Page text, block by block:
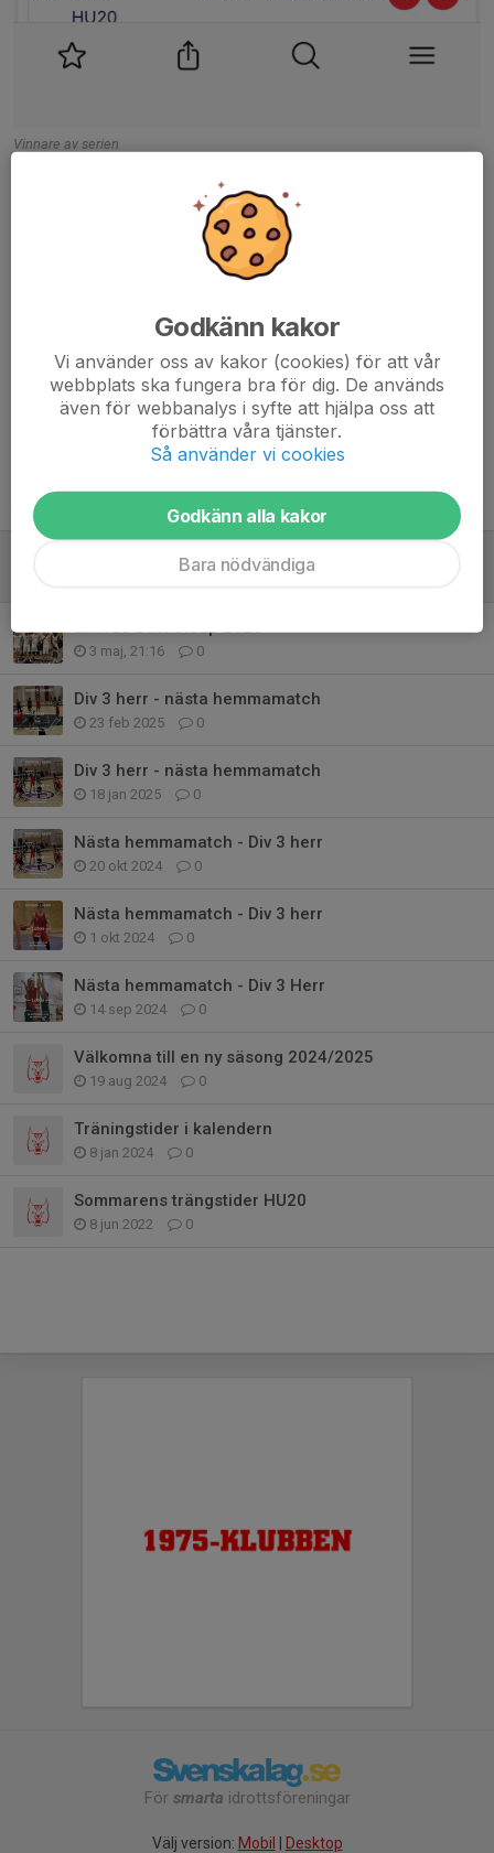
Vinnare av serien
Med en tuff och jämn match mot Malbas som slutade i vinst har
Lobas säkrat seriesegern i U21!!
Stort Grattis till hela laget!!
Kommentarer
Tidigare nyheter
Skövde Basketcup 2026
3 maj, 21:16 0
Div 3 herr - nästa hemmamatch
23 feb 2025 0
Div 3 herr - nästa hemmamatch
18 jan 2025 0
Nästa hemmamatch - Div 3 herr
20 okt 2024 0
Nästa hemmamatch - Div 3 herr
1 okt 2024 0
Nästa hemmamatch - Div 3 Herr
14 sep 2024 0
Välkomna till en ny säsong 2024/2025
19 aug 2024 0
Träningstider i kalendern
8 jan 2024 0
Sommarens trängstider HU20
8 jun 2022 0
För smarta idrottsföreningar
Välj version: Mobil Desktop
Godkänn kakor
Vi använder oss av kakor (cookies) för att vår
webbplats ska fungera bra för dig. De används
även för webbanalys i syfte att hjälpa oss att
förbättra våra tjänster.
Så använder vi cookies
Godkänn alla kakor
Bara nödvändiga